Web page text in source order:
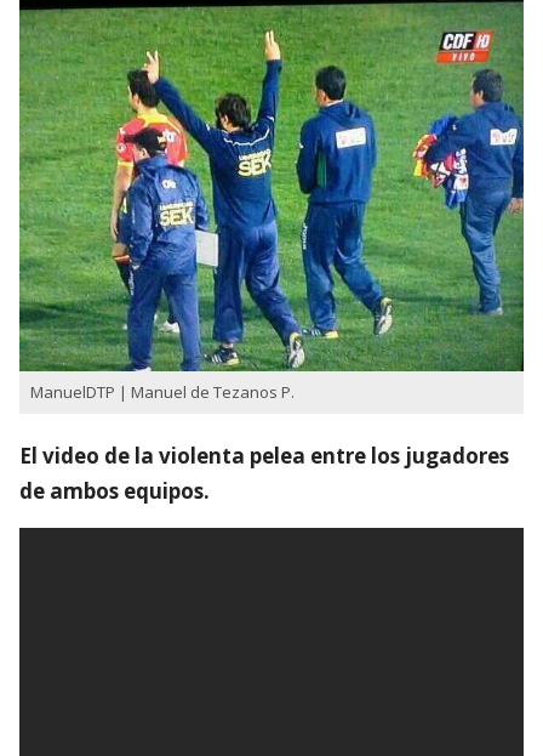
ManuelDTP | Manuel de Tezanos P.
El video de la violenta pelea entre los jugadores
de ambos equipos.